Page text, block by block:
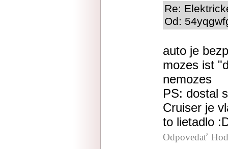
Re:
Od:
auto je
mozes ist
nemozes
PS: dostal
Cruiser je
to lietadlo
Odpovedať